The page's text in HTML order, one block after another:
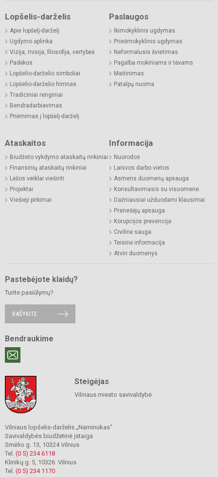
Lopšelis-darželis
Apie lopšelį-darželį
Ugdymo aplinka
Vizija, misija, filosofija, vertybės
Padėkos
Lopšelio-darželio simboliai
Lopšelio-darželio himnas
Tradiciniai renginiai
Bendradarbiavimas
Priėmimas į lopšelį-darželį
Paslaugos
Ikimokyklinis ugdymas
Priešmokyklinis ugdymas
Neformalusis švietimas
Pagalba mokiniams ir tėvams
Maitinimas
Patalpų nuoma
Ataskaitos
Biudžeto vykdymo ataskaitų rinkiniai
Finansinių ataskaitų rinkiniai
Lėšos veiklai viešinti
Projektai
Viešieji pirkimai
Informacija
Nuorodos
Laisvos darbo vietos
Asmens duomenų apsauga
Konsultavimasis su visuomene
Dažniausiai užduodami klausimai
Pranešėjų apsauga
Korupcijos prevencija
Civilinė sauga
Teisinė informacija
Atviri duomenys
Pastebėjote klaidų?
Turite pasiūlymų?
RAŠYKITE
Bendraukime
Steigėjas
Vilniaus miesto savivaldybė
Vilniaus lopšelis-darželis „Naminukas“
Savivaldybės biudžetinė įstaiga
Smėlio g. 13, 10324 Vilnius
Tel. (0 5) 234 6118
Klinikų g. 5, 10326 Vilnius
Tel. (0 5) 234 1170